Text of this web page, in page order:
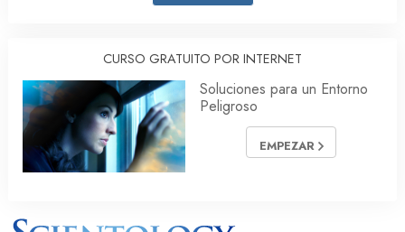
CURSO GRATUITO POR INTERNET
Soluciones para un Entorno
Peligroso
EMPEZAR